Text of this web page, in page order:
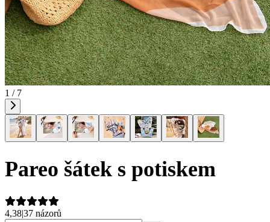
1 / 7
Pareo šátek s potiskem
4,38|37 názorů